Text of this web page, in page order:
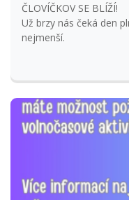
ČLOVÍČKOV SE BLÍŽÍ!
Už brzy nás čeká den
nejmenší.